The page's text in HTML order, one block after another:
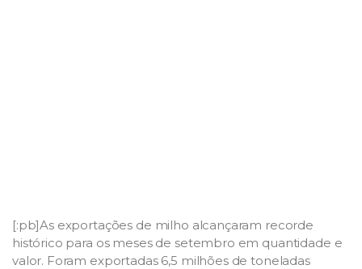
[:pb]As exportações de milho alcançaram recorde
histórico para os meses de setembro em quantidade e
valor. Foram exportadas 6,5 milhões de toneladas